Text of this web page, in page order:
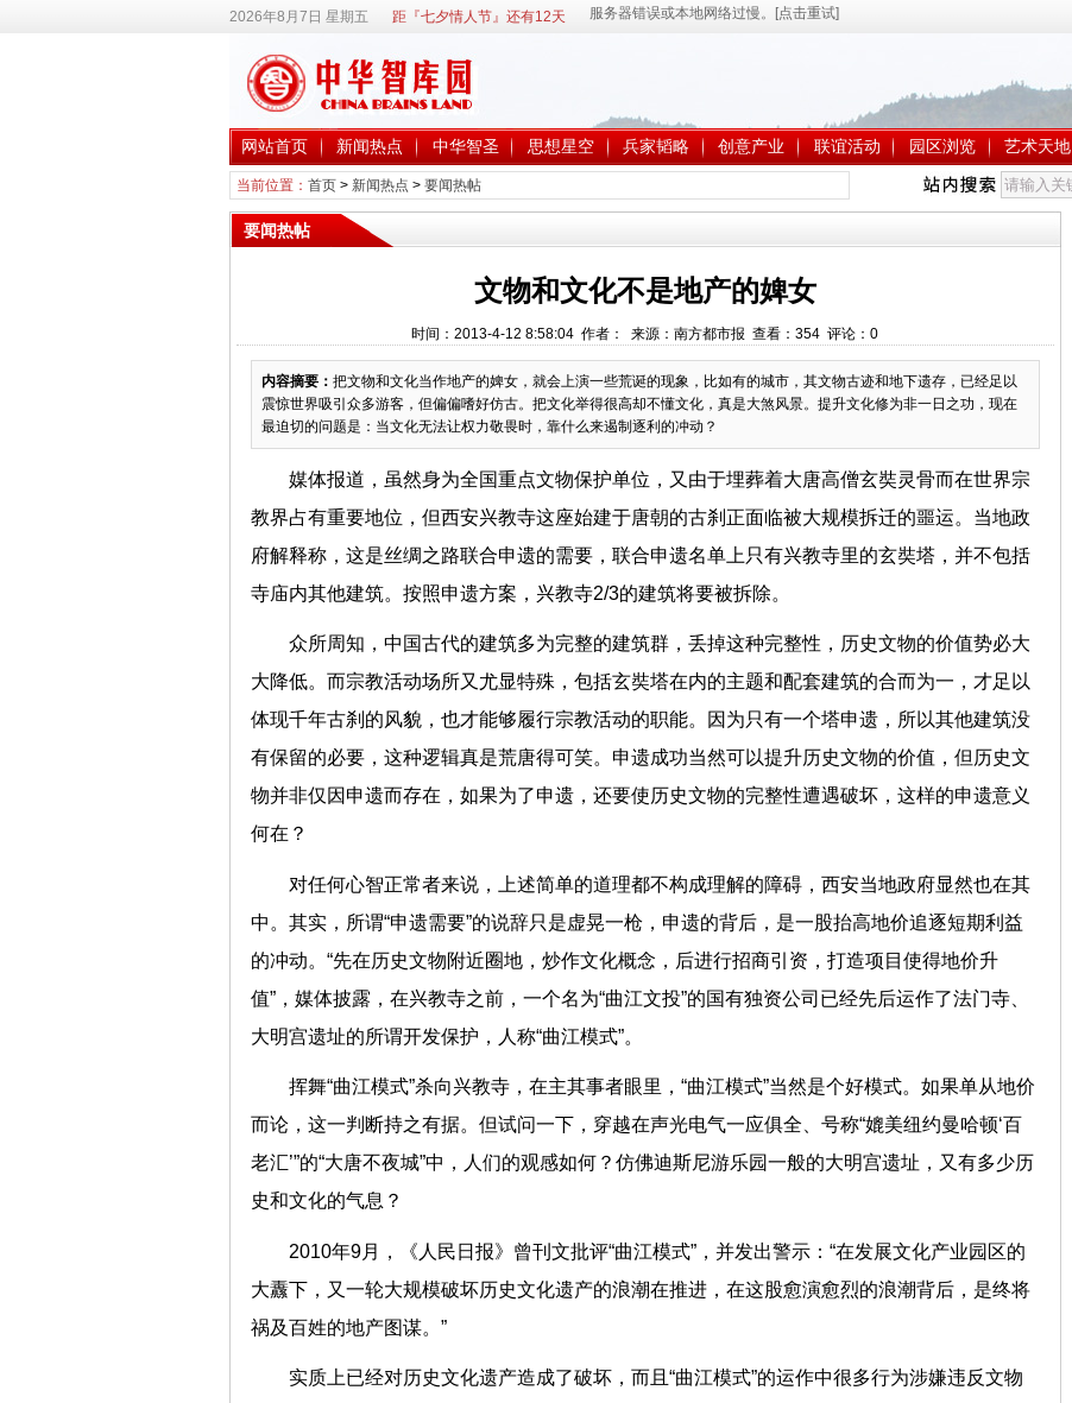
2026年8月7日 星期五 距『七夕情人节』还有12天
网站首页 新闻热点 中华智圣 思想星空 兵家韬略 创意产业 联谊活动 园区浏览 艺术天地
当前位置： 首页> 新闻热点 > 要闻热帖
要闻热帖
文物和文化不是地产的婢女
时间：2013-4-12 8:58:04 作者： 来源：南方都市报 查看： 354 评论： 0
内容摘要： 把文物和文化当作地产的婢女，就会上演一些荒诞的现象，比如有的城市，其文物古迹和地下遗存，已经足以
震惊世界吸引众多游客，但偏偏嗜好仿古。把文化举得很高却不懂文化，真是大煞风景。提升文化修为非一日之功，现在
最迫切的问题是：当文化无法让权力敬畏时，靠什么来遏制逐利的冲动？
媒体报道，虽然身为全国重点文物保护单位，又由于埋葬着大唐高僧玄奘灵骨而在世界宗
教界占有重要地位，但西安兴教寺这座始建于唐朝的古刹正面临被大规模拆迁的噩运。当地政
府解释称，这是丝绸之路联合申遗的需要，联合申遗名单上只有兴教寺里的玄奘塔，并不包括
寺庙内其他建筑。按照申遗方案，兴教寺2/3的建筑将要被拆除。
众所周知，中国古代的建筑多为完整的建筑群，丢掉这种完整性，历史文物的价值势必大
大降低。而宗教活动场所又尤显特殊，包括玄奘塔在内的主题和配套建筑的合而为一，才足以
体现千年古刹的风貌，也才能够履行宗教活动的职能。因为只有一个塔申遗，所以其他建筑没
有保留的必要，这种逻辑真是荒唐得可笑。申遗成功当然可以提升历史文物的价值，但历史文
物并非仅因申遗而存在，如果为了申遗，还要使历史文物的完整性遭遇破坏，这样的申遗意义
何在？
对任何心智正常者来说，上述简单的道理都不构成理解的障碍，西安当地政府显然也在其
中。其实，所谓“申遗需要”的说辞只是虚晃一枪，申遗的背后，是一股抬高地价追逐短期利益
的冲动。“先在历史文物附近圈地，炒作文化概念，后进行招商引资，打造项目使得地价升
值”，媒体披露，在兴教寺之前，一个名为“曲江文投”的国有独资公司已经先后运作了法门寺、
大明宫遗址的所谓开发保护，人称“曲江模式”。
挥舞“曲江模式”杀向兴教寺，在主其事者眼里，“曲江模式”当然是个好模式。如果单从地价
而论，这一判断持之有据。但试问一下，穿越在声光电气一应俱全、号称“媲美纽约曼哈顿‘百
老汇’”的“大唐不夜城”中，人们的观感如何？仿佛迪斯尼游乐园一般的大明宫遗址，又有多少历
史和文化的气息？
2010年9月，《人民日报》曾刊文批评“曲江模式”，并发出警示：“在发展文化产业园区的
大纛下，又一轮大规模破坏历史文化遗产的浪潮在推进，在这股愈演愈烈的浪潮背后，是终将
祸及百姓的地产图谋。”
实质上已经对历史文化遗产造成了破坏，而且“曲江模式”的运作中很多行为涉嫌违反文物